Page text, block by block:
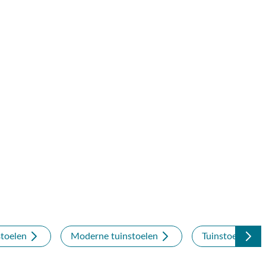
Moderne tuinstoelen Tuinstoelen